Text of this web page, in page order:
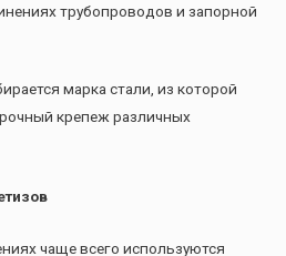
трубопроводов и запорной
марка стали, из которой
крепеж различных
чаще всего используются